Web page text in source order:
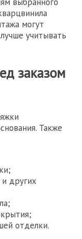
могут
учитывать
заказом
Также
других
отделки.